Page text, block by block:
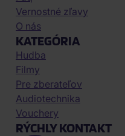
Vernostné zľavy
O nás
KATEGÓRIA
Hudba
Filmy
Pre zberateľov
Audiotechnika
Vouchery
RÝCHLY KONTAKT